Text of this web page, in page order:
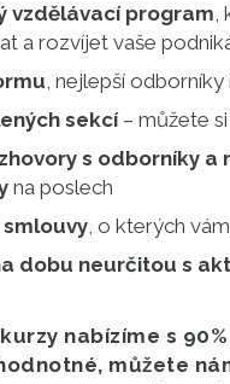
vzdělávací program,
a rozvíjet vaše
, nejlepší
sekcí– můžete
s odborníky a
na poslech
smlouvy, o kterých
dobu neurčitou s
nabízíme s
můžete